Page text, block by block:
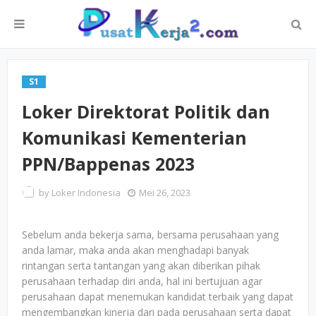
S1
Loker Direktorat Politik dan
Komunikasi Kementerian
PPN/Bappenas 2023
by Loker Indonesia Mei 26, 2023
Sebelum anda bekerja sama, bersama perusahaan yang
anda lamar, maka anda akan menghadapi banyak
rintangan serta tantangan yang akan diberikan pihak
perusahaan terhadap diri anda, hal ini bertujuan agar
perusahaan dapat menemukan kandidat terbaik yang dapat
mengembangkan kinerja dari pada perusahaan serta dapat